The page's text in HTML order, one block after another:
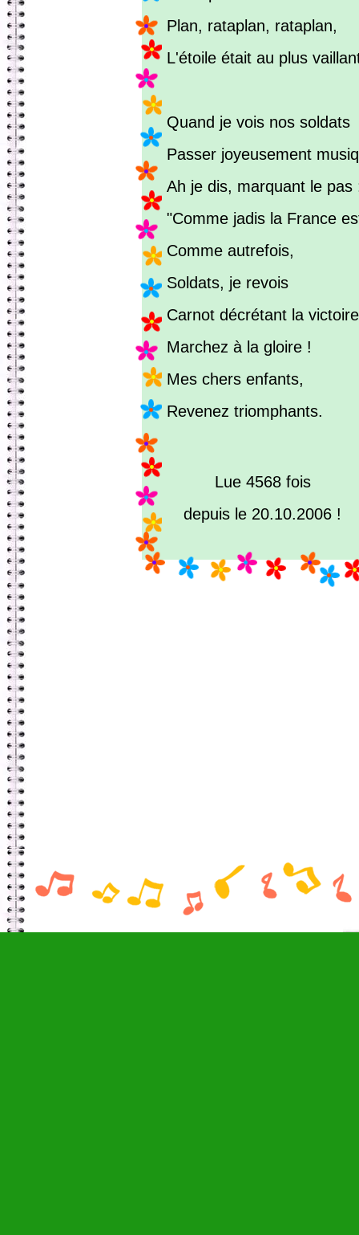
Plan, rataplan, rataplan,
L'étoile était au plus
Quand je vois nos soldats
Passer joyeusement
Ah je dis, marquant le pas
"Comme jadis la France
Comme autrefois,
Soldats, je revois
Carnot décrétant la
Marchez à la gloire !
Mes chers enfants,
Revenez triomphants.
Lue 4568 fois
depuis le 20.10.2006 !